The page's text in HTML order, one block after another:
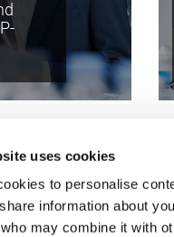
uses cookies
to personalise
information about
may combine it with